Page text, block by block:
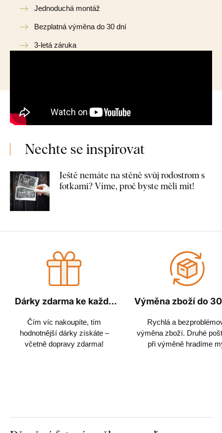
Jednoduchá montáž
Bezplatná výměna do 30 dní
3-letá záruka
Nechte se inspirovat
Ještě nemáte na stěně svůj rodostrom s
fotkami? Víme, proč byste měli mít!
Dárky zdarma ke každé
Čím víc nakoupíte, tím
hodnotnější dárky získáte –
včetně dopravy zdarma!
Výměna zboží do
Rychlá a
výměna zboží. Druhé
při výměně hradíme